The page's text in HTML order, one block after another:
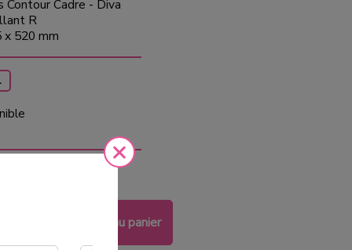
Cadre - Diva
R
x 520 mm
Ajouter au panier